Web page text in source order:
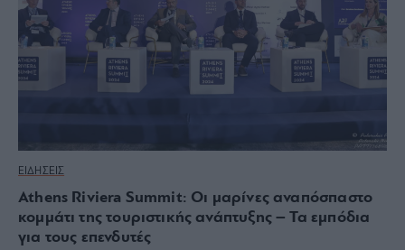
ΕΙΔΗΣΕΙΣ
Athens Riviera Summit: Οι μαρίνες αναπόσπαστο
κομμάτι της τουριστικής ανάπτυξης – Τα εμπόδια
για τους επενδυτές